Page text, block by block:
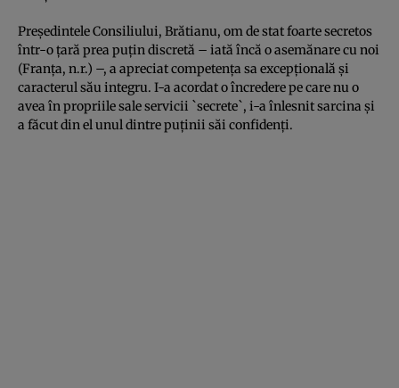
Preşedintele Consiliului, Brătianu, om de stat foarte secretos
într-o ţară prea puţin discretă – iată încă o asemănare cu noi
(Franța, n.r.) –, a apreciat competența sa excepțională şi
caracterul său integru. I-a acordat o încredere pe care nu o
avea în propriile sale servicii `secrete`, i-a înlesnit sarcina şi
a făcut din el unul dintre puținii săi confidenți.